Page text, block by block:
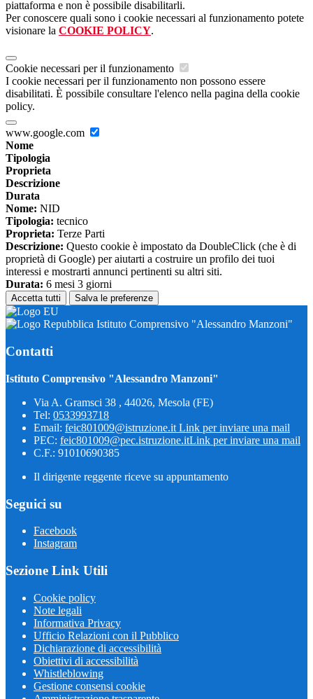
piattaforma e non è possibile disabilitarli.
Per conoscere quali sono i cookie necessari al funzionamento potete
visionare la COOKIE POLICY.
Cookie necessari per il funzionamento
I cookie necessari per il funzionamento non possono essere
disabilitati. È possibile consultare l'elenco nella pagina della cookie
policy.
www.google.com
Nome
Tipologia
Proprieta
Descrizione
Durata
Nome: NID
Tipologia: tecnico
Proprieta: Terze Parti
Descrizione: Questo cookie è impostato da DoubleClick (che è di
proprietà di Google) per aiutarti a costruire un profilo dei tuoi
interessi e mostrarti annunci pertinenti su altri siti.
Durata: 6 mesi 3 giorni
Accetta tutti Salva le preferenze
Istituto Comprensivo "Alessandro Manzoni"
Contatti
Istituto Comprensivo "Alessandro Manzoni"
Via A. Gramsci 38 , 44026, Mesola (FE)
Tel: 0533993718
Email: feic801009@istruzione.it Link per inviare una mail
PEC: feic801009@pec.istruzione.itLink per inviare una mail
C.F.: 91010690385
Il dirigente reggente riceve su appuntamento
Seguici su
Facebook
Instagram
Sezione Link Utili
Cookie policy
Note legali
Informativa Privacy
Ufficio Relazioni con il Pubblico
Dichiarazione di accessibilità
Obiettivi di accessibilità
Whistleblowing
Gestione consensi cookie